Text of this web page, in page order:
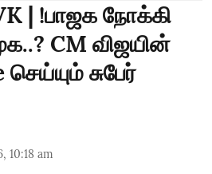
| !பாஜக நோக்கி
CM விஜயின்
சுபேர்
10:18 am